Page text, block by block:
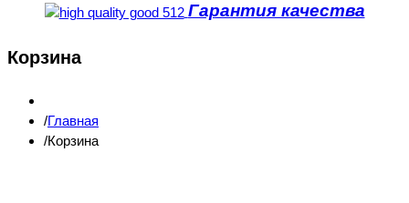
Гарантия качества
Корзина
Главная
Корзина